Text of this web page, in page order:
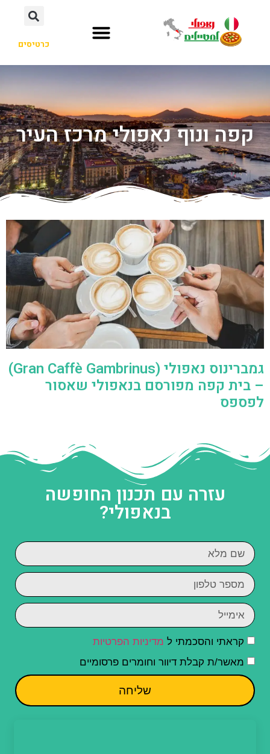
כרטיסים
קפה ונוף נאפולי מרכז העיר
גמברינוס נאפולי (Gran Caffè Gambrinus)
– בית קפה מפורסם בנאפולי שאסור
לפספס
עזרה עם תכנון החופשה
בנאפולי?
קראתי והסכמתי ל מדיניות הפרטיות
מאשר/ת קבלת דיוור וחומרים פרסומיים
שליחה